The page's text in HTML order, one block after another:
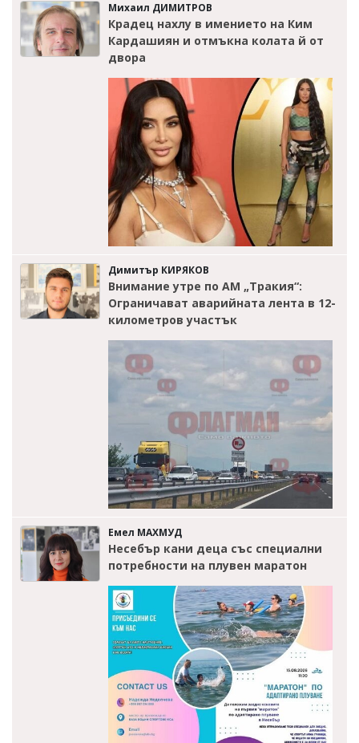
Михаил ДИМИТРОВ
Крадец нахлу в имението на Ким
Кардашиян и отмъкна колата й от
двора
Димитър КИРЯКОВ
Внимание утре по АМ „Тракия“:
Ограничават аварийната лента в 12-
километров участък
Емел МАХМУД
Несебър кани деца със специални
потребности на плувен маратон